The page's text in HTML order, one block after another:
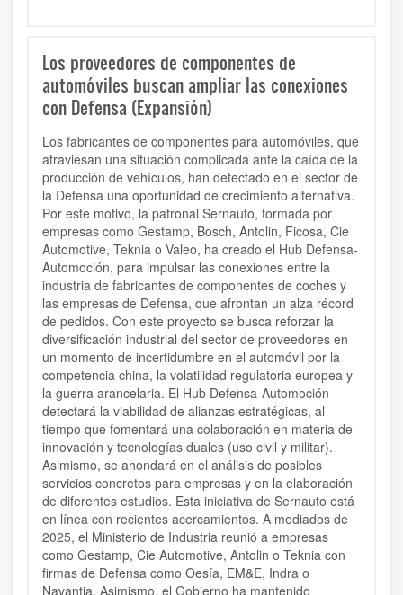
Los proveedores de componentes de
automóviles buscan ampliar las conexiones
con Defensa (Expansión)
Los fabricantes de componentes para automóviles, que
atraviesan una situación complicada ante la caída de la
producción de vehículos, han detectado en el sector de
la Defensa una oportunidad de crecimiento alternativa.
Por este motivo, la patronal Sernauto, formada por
empresas como Gestamp, Bosch, Antolin, Ficosa, Cie
Automotive, Teknia o Valeo, ha creado el Hub Defensa-
Automoción, para impulsar las conexiones entre la
industria de fabricantes de componentes de coches y
las empresas de Defensa, que afrontan un alza récord
de pedidos. Con este proyecto se busca reforzar la
diversificación industrial del sector de proveedores en
un momento de incertidumbre en el automóvil por la
competencia china, la volatilidad regulatoria europea y
la guerra arancelaria. El Hub Defensa-Automoción
detectará la viabilidad de alianzas estratégicas, al
tiempo que fomentará una colaboración en materia de
innovación y tecnologías duales (uso civil y militar).
Asimismo, se ahondará en el análisis de posibles
servicios concretos para empresas y en la elaboración
de diferentes estudios. Esta iniciativa de Sernauto está
en línea con recientes acercamientos. A mediados de
2025, el Ministerio de Industria reunió a empresas
como Gestamp, Cie Automotive, Antolin o Teknia con
firmas de Defensa como Oesía, EM&E, Indra o
Navantia. Asimismo, el Gobierno ha mantenido